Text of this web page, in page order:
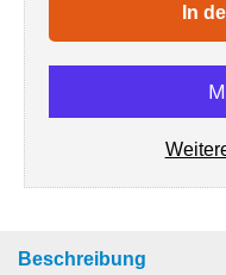
In
Beschreibung